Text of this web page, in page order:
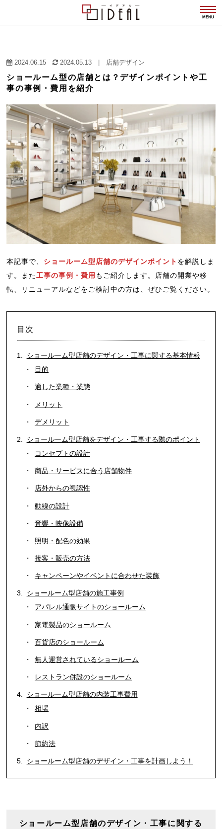
MENU
2024.06.15 2024.05.13 店舗デザイン
ショールーム型の店舗とは？デザインポイントや工
事の事例・費用を紹介
本記事で、 ショールーム型店舗のデザインポイント を解説しま
す。また工事の事例・費用 もご紹介します。店舗の開業や移
転、リニューアルなどをご検討中の方は、ぜひご覧ください。
目次
ショールーム型店舗のデザイン・工事に関する基本情報
目的
適した業種・業態
メリット
デメリット
ショールーム型店舗をデザイン・工事する際のポイント
コンセプトの設計
商品・サービスに合う店舗物件
店外からの視認性
動線の設計
音響・映像設備
照明・配色の効果
接客・販売の方法
キャンペーンやイベントに合わせた装飾
ショールーム型店舗の施工事例
アパレル通販サイトのショールーム
家電製品のショールーム
百貨店のショールーム
無人運営されているショールーム
レストラン併設のショールーム
ショールーム型店舗の内装工事費用
相場
内訳
節約法
ショールーム型店舗のデザイン・工事を計画しよう！
ショールーム型店舗のデザイン・工事に関する